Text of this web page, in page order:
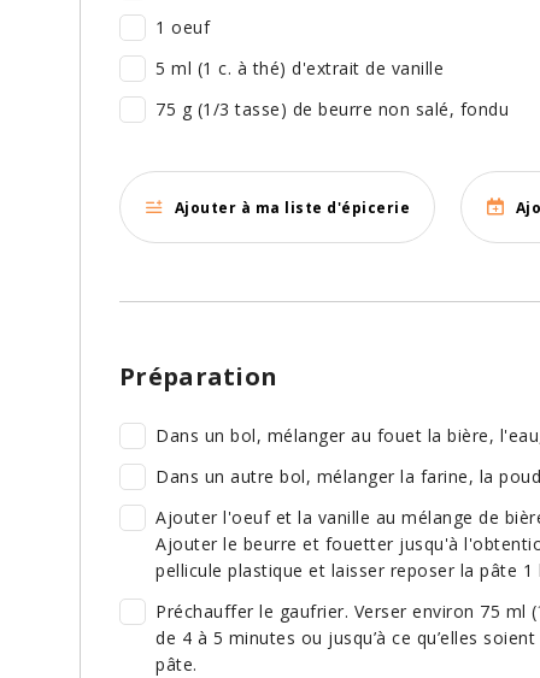
1 oeuf
5 ml (1 c. à thé) d'extrait de vanille
75 g (1/3 tasse) de beurre non salé, fondu
Ajouter à ma liste d'épicerie
Préparation
Dans un bol, mélanger au fouet la bière,
Dans un autre bol, mélanger la farine, la
Ajouter l'oeuf et la vanille au mélange de
Ajouter le beurre et fouetter jusqu'à
pellicule plastique et laisser reposer la pâte
Préchauffer le gaufrier. Verser environ 75 ml
de 4 à 5 minutes ou jusqu’à ce qu’elles
pâte.